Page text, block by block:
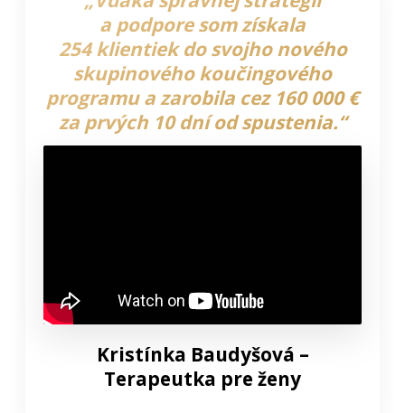
a podpore som získala
254 klientiek do svojho nového
skupinového koučingového
programu a zarobila cez 160 000 €
za prvých 10 dní od spustenia.“
Kristínka Baudyšová –
Terapeutka pre ženy